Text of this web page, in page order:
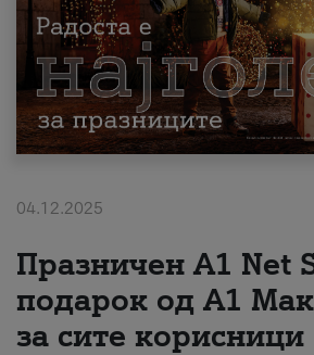
МК EN SQ
Приватни Деловни
Поддршка
Надополни кредит
За нас
#ПодобарОнлајн
04.12.2025
Празничен A1 Net
подарок од А1
за сите корисници